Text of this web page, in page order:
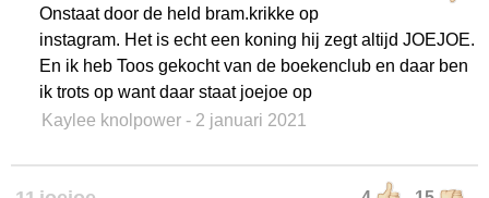
Onstaat door de held bram.krikke op
instagram. Het is echt een koning hij zegt altijd JOEJOE.
En ik heb Toos gekocht van de boekenclub en daar ben
ik trots op want daar staat joejoe op
Kaylee knolpower - 2 januari 2021